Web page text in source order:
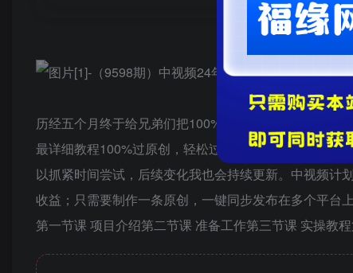
历经五个月终于给兄弟们把100%过原创的方法给测试
最详细教程100%过原创，轻松过中视频+视频号分成
以抓紧时间尝试，后续变化我也会持续更新。中视频计
收益；只需要制作一条原创，一键同步发布在多个平台
第一节课 项目介绍第二节课 准备工作第三节课 实操教